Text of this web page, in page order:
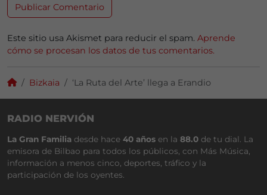
Este sitio usa Akismet para reducir el spam. Aprende
cómo se procesan los datos de tus comentarios.
Bizkaia ‘La Ruta del Arte’ llega a Erandio
RADIO NERVIÓN
La Gran Familia desde hace 40 años en la 88.0 de tu dial. La
emisora de Bilbao para todos los públicos, con Más Música,
información a menos cinco, deportes, tráfico y la
participación de los oyentes.